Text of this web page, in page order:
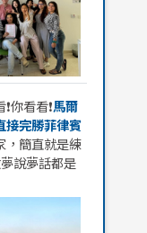
你看看❗馬爾
接完勝菲律賓
，簡直就是練
說夢話都是